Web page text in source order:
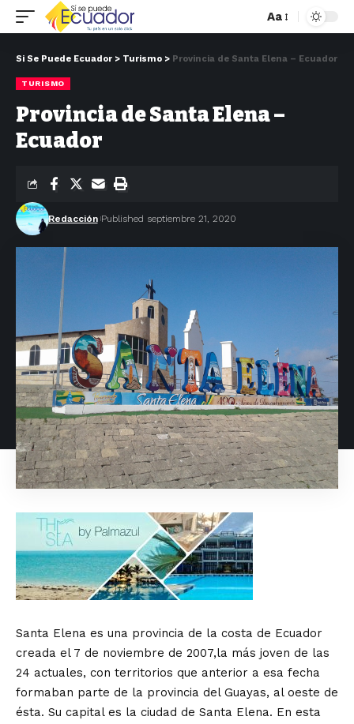
Aa
Si Se Puede Ecuador > Turismo > Provincia de Santa Elena – Ecuador
TURISMO
Provincia de Santa Elena –
Ecuador
Redacción Published septiembre 21, 2020
Santa Elena es una provincia de la costa de Ecuador
creada el 7 de noviembre de 2007,la más joven de las
24 actuales, con territorios que anterior a esa fecha
formaban parte de la provincia del Guayas, al oeste de
ésta. Su capital es la ciudad de Santa Elena. En esta